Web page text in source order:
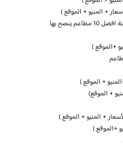
+ المنيو + الموقع )
ينصح بها
+الموقع )
+ الموقع )
+ الموقع)
+ المنيو + الموقع )
+الموقع )